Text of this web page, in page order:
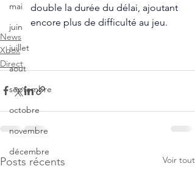
mai
juin
juillet
aout
septembre
octobre
novembre
décembre
double la durée du délai, ajoutant
encore plus de difficulté au jeu.
News
Xbox
Direct
Posts récents Voir tout